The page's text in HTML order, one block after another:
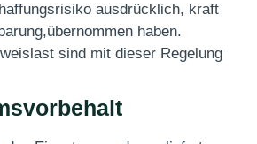
ausdrücklich, kraft
haben.
sind mit dieser Regelung